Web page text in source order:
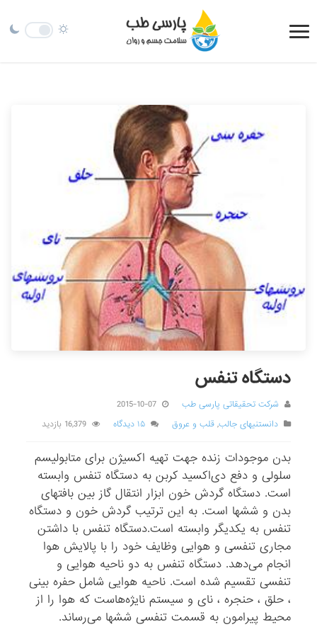
دستگاه تنفس
شرکت تحقیقاتی پارسی طب
2015-10-07
دانستنیهای جالب,قلب و عروق ۱۵ دیدگاه 16,379 بازدید
بدن موجودات زنده جهت تهیه اکسیژن برای متابولیسم
سلولی و دفع دی‌اکسید کربن به دستگاه تنفس وابسته
است. دستگاه گردش خون ابزار انتقال گاز بین بافتهای
بدن و ششها است. به این ترتیب گردش خون و دستگاه
تنفس به یکدیگر وابسته است.دستگاه تنفس با داشتن
مجاری تنفسی و هوایی وظایف خود را با پالایش هوا
انجام می‌دهد. دستگاه تنفس به دو ناحیه هوایی و
تنفسی تقسیم شده است. ناحیه هوایی شامل حفره بینی
، حلق ، حنجره ، نای و سیستم نایژه‌هاست که هوا را از
محیط پیرامون به قسمت تنفسی ششها می‌رساند.